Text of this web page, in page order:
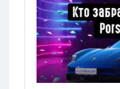
арбитранов,
$100к, только
розыгрыше?
крупнейшего в
ClickDealer Nitro.